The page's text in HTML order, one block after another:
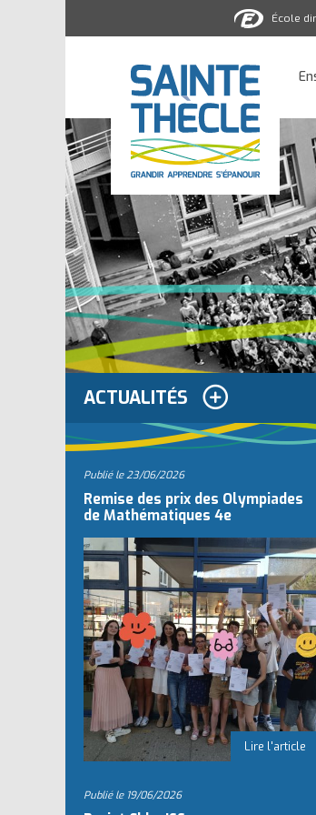
scolaire
Sainte-
Thècle
École
ACTUALITÉS
Publié le23/06/2026
Remise des prix des Olympiades
de Mathématiques 4e
Publié le 19/06/2026